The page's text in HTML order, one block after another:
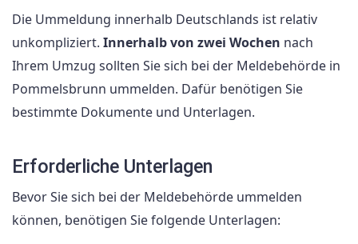
Die Ummeldung innerhalb Deutschlands ist relativ
unkompliziert. Innerhalb von zwei Wochen nach
Ihrem Umzug sollten Sie sich bei der Meldebehörde in
Pommelsbrunn ummelden. Dafür benötigen Sie
bestimmte Dokumente und Unterlagen.
Erforderliche Unterlagen
Bevor Sie sich bei der Meldebehörde ummelden
können, benötigen Sie folgende Unterlagen: